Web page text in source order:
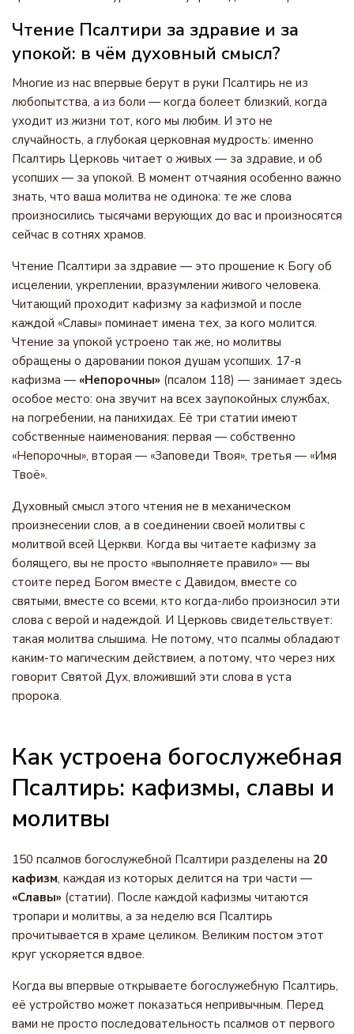
Чтение Псалтири за здравие и за
упокой: в чём духовный смысл?
Многие из нас впервые берут в руки Псалтирь не из
любопытства, а из боли — когда болеет близкий, когда
уходит из жизни тот, кого мы любим. И это не
случайность, а глубокая церковная мудрость: именно
Псалтирь Церковь читает о живых — за здравие, и об
усопших — за упокой. В момент отчаяния особенно важно
знать, что ваша молитва не одинока: те же слова
произносились тысячами верующих до вас и произносятся
сейчас в сотнях храмов.
Чтение Псалтири за здравие — это прошение к Богу об
исцелении, укреплении, вразумлении живого человека.
Читающий проходит кафизму за кафизмой и после
каждой «Славы» поминает имена тех, за кого молится.
Чтение за упокой устроено так же, но молитвы
обращены о даровании покоя душам усопших. 17-я
кафизма — «Непорочны» (псалом 118) — занимает здесь
особое место: она звучит на всех заупокойных службах,
на погребении, на панихидах. Её три статии имеют
собственные наименования: первая — собственно
«Непорочны», вторая — «Заповеди Твоя», третья — «Имя
Твоё».
Духовный смысл этого чтения не в механическом
произнесении слов, а в соединении своей молитвы с
молитвой всей Церкви. Когда вы читаете кафизму за
болящего, вы не просто «выполняете правило» — вы
стоите перед Богом вместе с Давидом, вместе со
святыми, вместе со всеми, кто когда-либо произносил эти
слова с верой и надеждой. И Церковь свидетельствует:
такая молитва слышима. Не потому, что псалмы обладают
каким-то магическим действием, а потому, что через них
говорит Святой Дух, вложивший эти слова в уста
пророка.
Как устроена богослужебная
Псалтирь: кафизмы, славы и
молитвы
150 псалмов богослужебной Псалтири разделены на 20
кафизм, каждая из которых делится на три части —
«Славы» (статии). После каждой кафизмы читаются
тропари и молитвы, а за неделю вся Псалтирь
прочитывается в храме целиком. Великим постом этот
круг ускоряется вдвое.
Когда вы впервые открываете богослужебную Псалтирь,
её устройство может показаться непривычным. Перед
вами не просто последовательность псалмов от первого